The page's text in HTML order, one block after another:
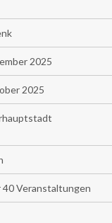
2025
2025
40 Veranstaltungen